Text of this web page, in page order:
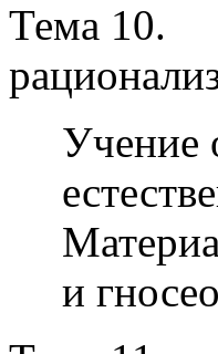
Тема 10.
Учение
и